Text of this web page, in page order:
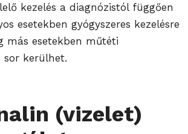
kezelés a diagnózistól függően
esetekben gyógyszeres kezelésre
más esetekben műtéti
sor kerülhet.
(vizelet)